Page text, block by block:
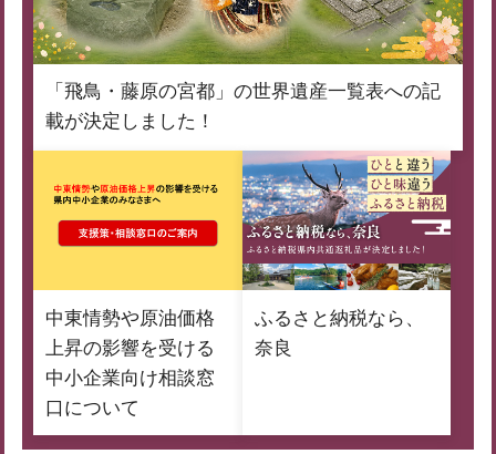
「飛鳥・藤原の宮都」の世界遺産一覧表への記
載が決定しました！
中東情勢や原油価格
上昇の影響を受ける
中小企業向け相談窓
口について
ふるさと納税なら、
奈良